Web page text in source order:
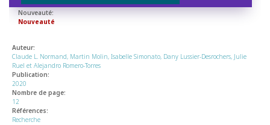
Nouveauté:
Nouveauté
Auteur:
Claude L. Normand, Martin Molin, Isabelle Simonato, Dany Lussier-Desrochers, Julie
Ruel et Alejandro Romero-Torres
Publication:
2020
Nombre de page:
12
Références:
Recherche